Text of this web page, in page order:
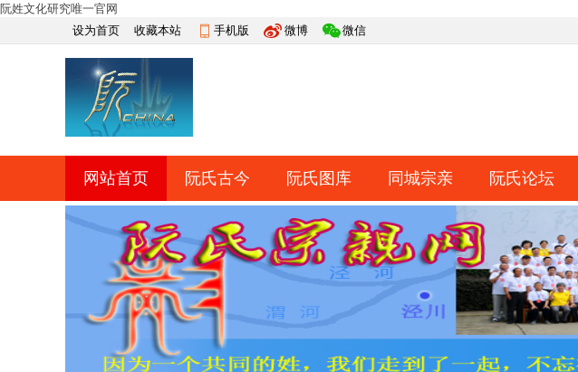
阮姓文化研究唯一官网
设为首页
收藏本站 手机版 微博 微信
快捷导航
网站首页 阮氏古今 阮氏图库 同城宗亲 阮氏论坛
网上祭祀 排行榜 导读 日志